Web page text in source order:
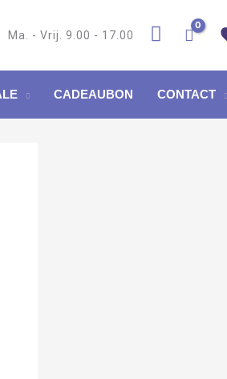
Ma. - Vrij. 9.00 - 17.00
CADEAUBON CONTACT